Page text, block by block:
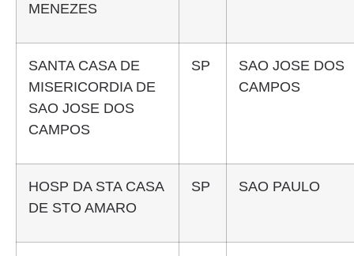
MENEZES
SANTA CASA DE
MISERICORDIA DE
SAO JOSE DOS
CAMPOS
SP
SAO JOSE DOS
CAMPOS
HOSP DA STA CASA
DE STO AMARO
SP SAO PAULO